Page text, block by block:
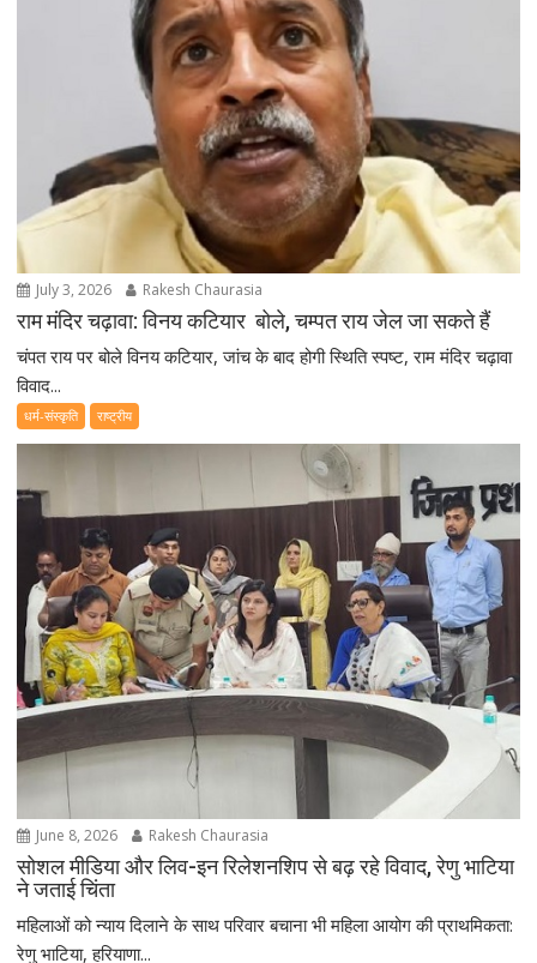
July 3, 2026 Rakesh Chaurasia
राम मंदिर चढ़ावा: विनय कटियार बोले, चम्पत राय जेल जा सकते हैं
चंपत राय पर बोले विनय कटियार, जांच के बाद होगी स्थिति स्पष्ट, राम मंदिर चढ़ावा
विवाद...
धर्म-संस्कृति राष्ट्रीय
June 8, 2026 Rakesh Chaurasia
सोशल मीडिया और लिव-इन रिलेशनशिप से बढ़ रहे विवाद, रेणु भाटिया
ने जताई चिंता
महिलाओं को न्याय दिलाने के साथ परिवार बचाना भी महिला आयोग की प्राथमिकता:
रेणु भाटिया, हरियाणा...